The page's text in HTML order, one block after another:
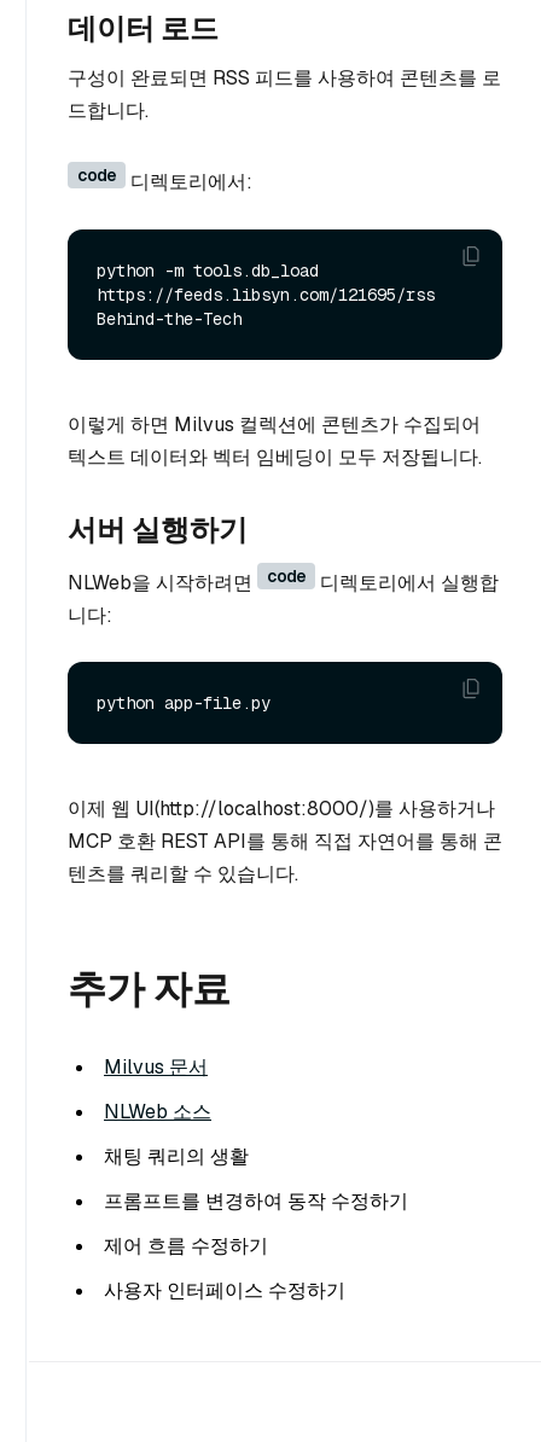
데이터 로드
구성이 완료되면 RSS 피드를 사용하여 콘텐츠를 로
드합니다.
code 디렉토리에서:
python -m tools.db_load
https://feeds.libsyn.com/121695/rss
이렇게 하면 Milvus 컬렉션에 콘텐츠가 수집되어
텍스트 데이터와 벡터 임베딩이 모두 저장됩니다.
서버 실행하기
NLWeb을 시작하려면 code
디렉토리에서 실행합
니다:
이제 웹 UI(http://localhost:8000/)를 사용하거나
MCP 호환 REST API를 통해 직접 자연어를 통해 콘
텐츠를 쿼리할 수 있습니다.
추가 자료
Milvus 문서
NLWeb 소스
채팅 쿼리의 생활
프롬프트를 변경하여 동작 수정하기
제어 흐름 수정하기
사용자 인터페이스 수정하기